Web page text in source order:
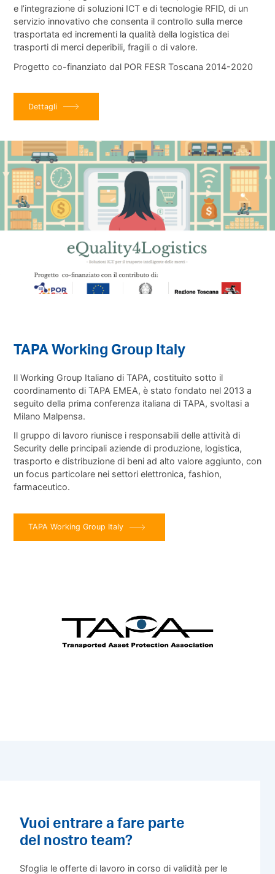
e l’integrazione di soluzioni ICT e di tecnologie RFID, di un
servizio innovativo che consenta il controllo sulla merce
trasportata ed incrementi la qualità della logistica dei
trasporti di merci deperibili, fragili o di valore.
Progetto co-finanziato dal POR FESR Toscana 2014-2020
Dettagli
TAPA Working Group Italy
Il Working Group Italiano di TAPA, costituito sotto il
coordinamento di TAPA EMEA, è stato fondato nel 2013 a
seguito della prima conferenza italiana di TAPA, svoltasi a
Milano Malpensa.
Il gruppo di lavoro riunisce i responsabili delle attività di
Security delle principali aziende di produzione, logistica,
trasporto e distribuzione di beni ad alto valore aggiunto, con
un focus particolare nei settori elettronica, fashion,
farmaceutico.
TAPA Working Group Italy
Vuoi entrare a fare parte
del nostro team?
Sfoglia le offerte di lavoro in corso di validità per le